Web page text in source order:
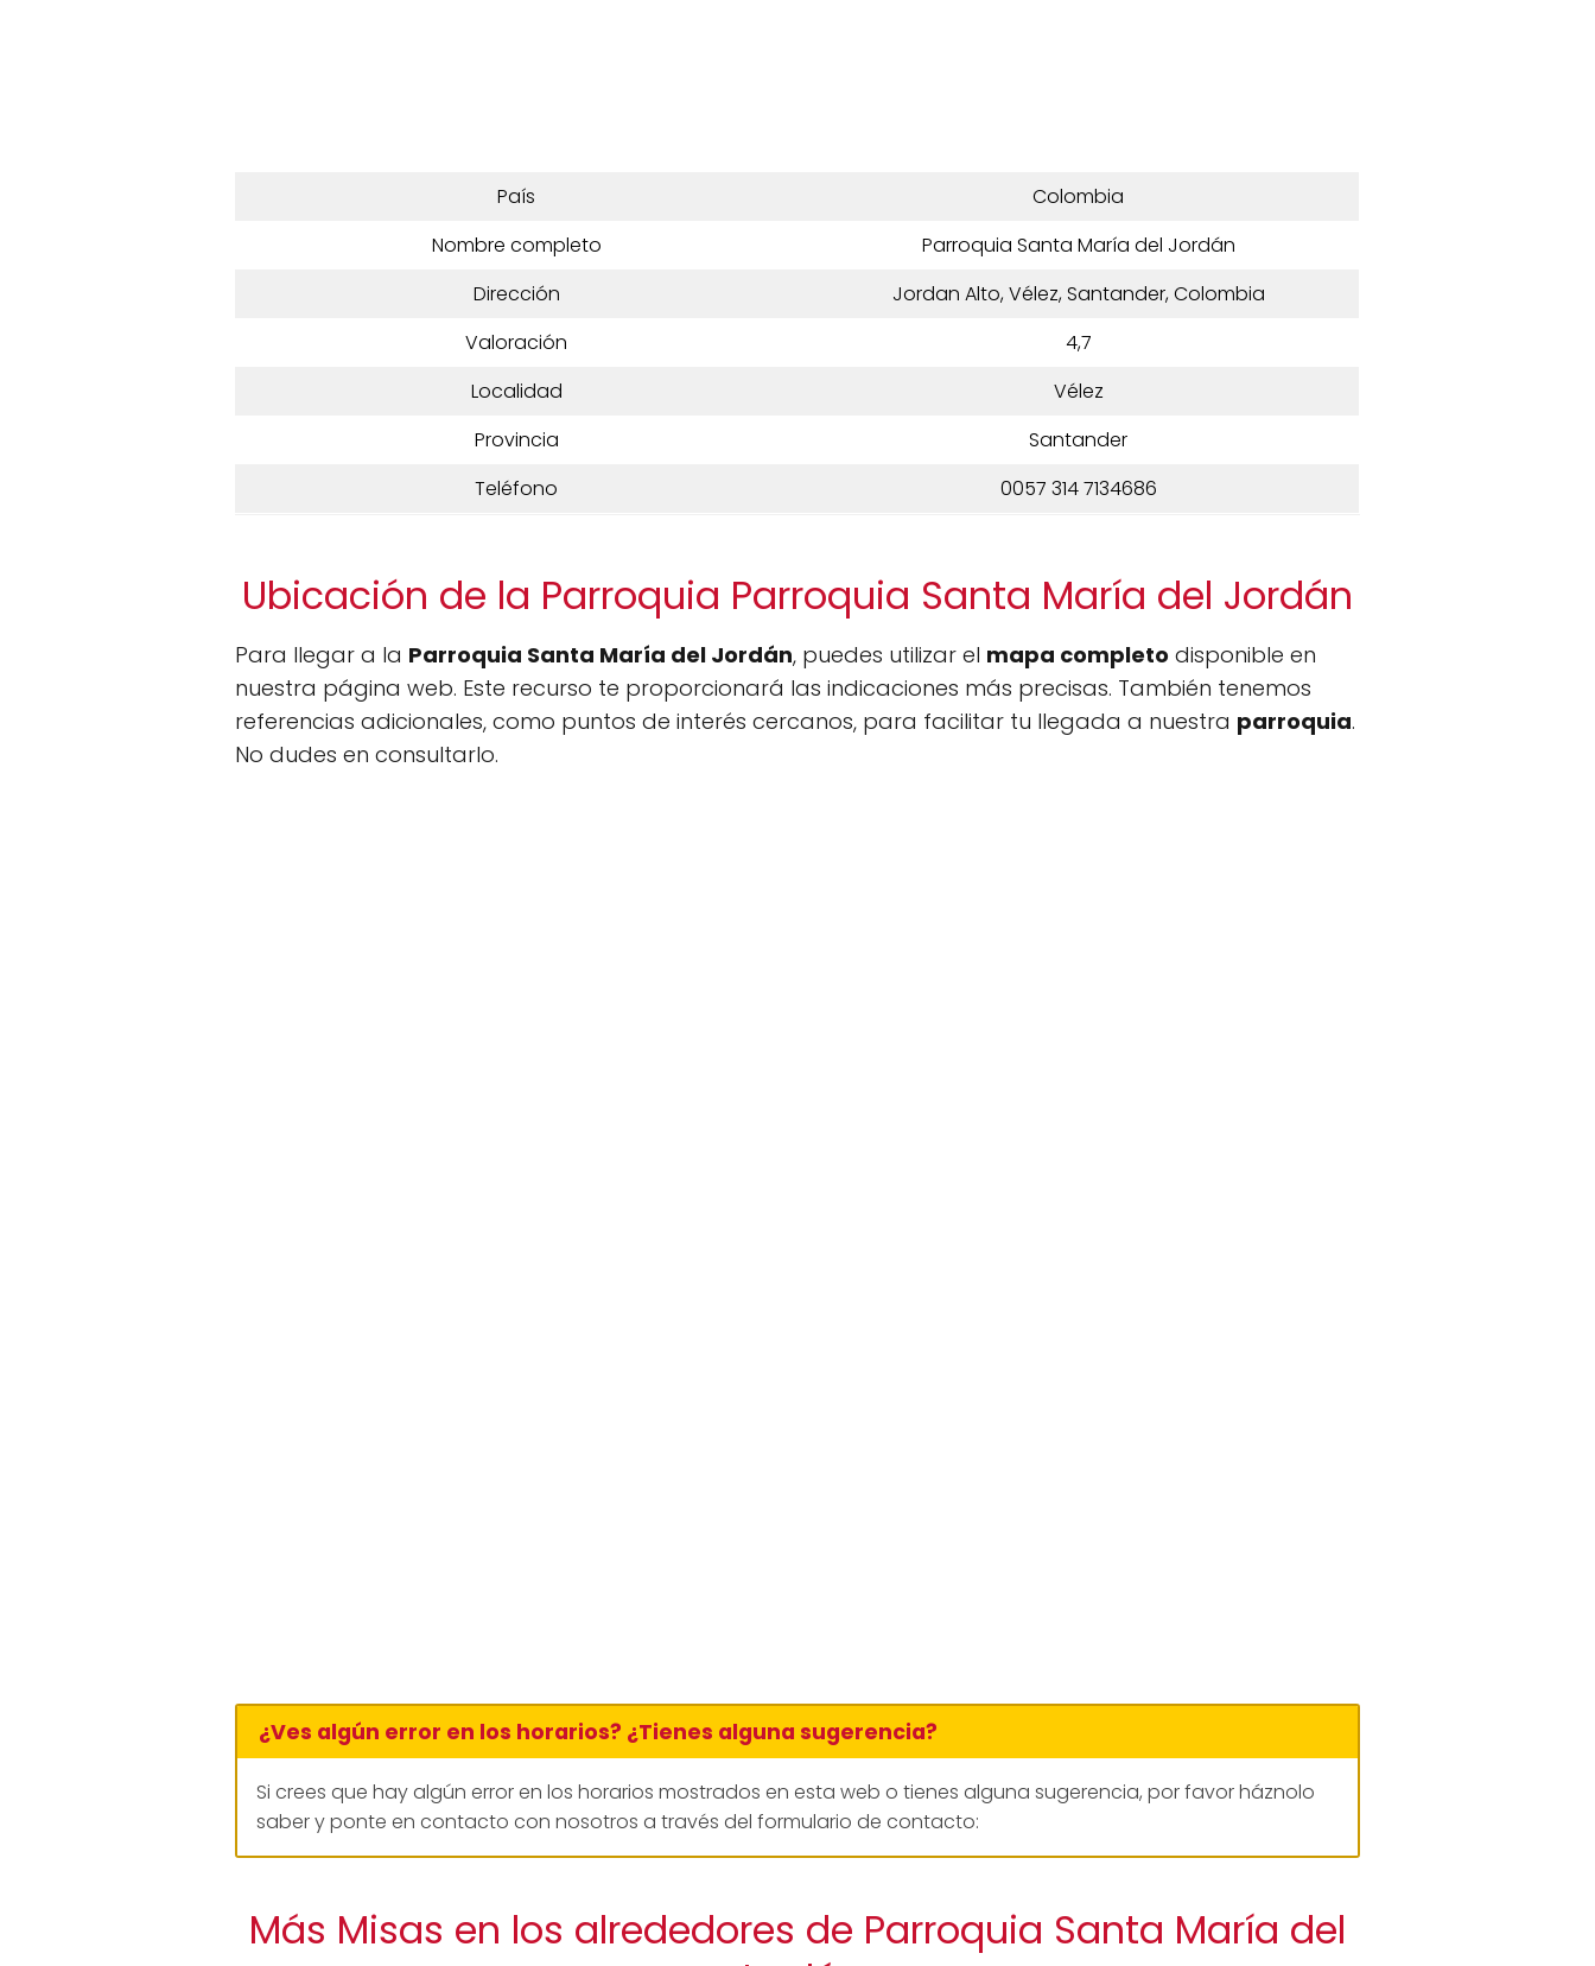
País
Colombia
Nombre completo
Parroquia Santa María del Jordán
Dirección
Jordan Alto, Vélez, Santander, Colombia
Valoración
4,7
Localidad
Vélez
Provincia
Santander
Teléfono
0057 314 7134686
Ubicación de la Parroquia Parroquia Santa María del Jordán
Para llegar a la Parroquia Santa María del Jordán, puedes utilizar el mapa completo disponible en
nuestra página web. Este recurso te proporcionará las indicaciones más precisas. También tenemos
referencias adicionales, como puntos de interés cercanos, para facilitar tu llegada a nuestra parroquia.
No dudes en consultarlo.
¿Ves algún error en los horarios? ¿Tienes alguna sugerencia?
Si crees que hay algún error en los horarios mostrados en esta web o tienes alguna sugerencia, por favor háznolo
saber y ponte en contacto con nosotros a través del formulario de contacto:
Más Misas en los alrededores de Parroquia Santa María del